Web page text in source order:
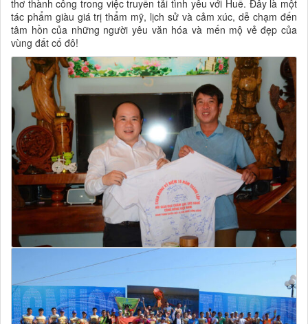
thơ thành công trong việc truyền tải tình yêu với Huế. Đây là một
tác phẩm giàu giá trị thẩm mỹ, lịch sử và cảm xúc, dễ chạm đến
tâm hồn của những người yêu văn hóa và mến mộ vẻ đẹp của
vùng đất cố đô!